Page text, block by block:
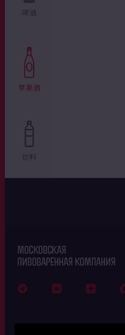
啤酒
苹果酒
饮料